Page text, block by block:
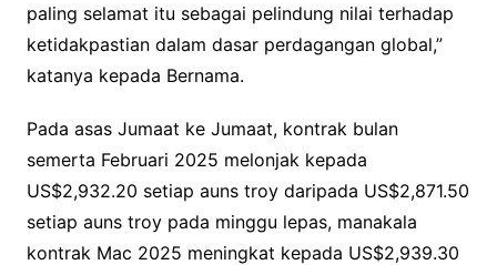
paling selamat itu sebagai pelindung nilai terhadap
ketidakpastian dalam dasar perdagangan global,”
katanya kepada Bernama.
Pada asas Jumaat ke Jumaat, kontrak bulan
semerta Februari 2025 melonjak kepada
US$2,932.20 setiap auns troy daripada US$2,871.50
setiap auns troy pada minggu lepas, manakala
kontrak Mac 2025 meningkat kepada US$2,939.30